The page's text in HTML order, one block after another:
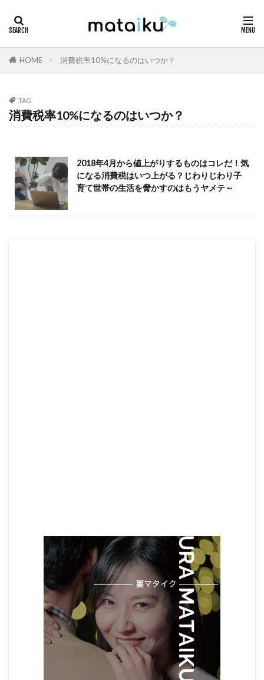
HOME 消費税率10%になるのはいつか？
TAG
消費税率10%になるのはいつか？
2018年4月から値上がりするものはコレだ！気
になる消費税はいつ上がる？じわりじわり子
育て世帯の生活を脅かすのはもうヤメテ～